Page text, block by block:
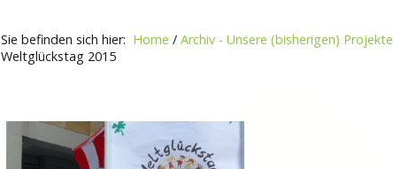
Sie befinden sich hier: Home / Archiv - Unsere (bisherigen) Projekte
Weltglückstag 2015